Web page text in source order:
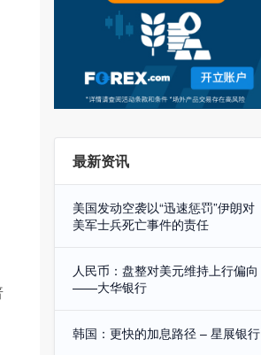
最新资讯
美国发动空袭以“迅速惩罚”伊朗对
美军士兵死亡事件的责任
人民币：盘整对美元维持上行偏向
——大华银行
韩国：更快的加息路径 – 星展银行